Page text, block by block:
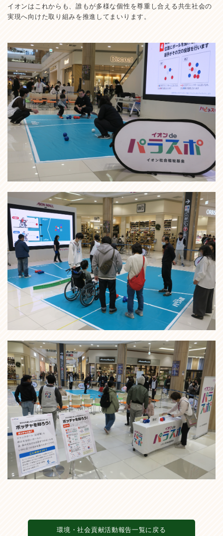
イオンはこれからも、誰もが多様な個性を尊重し合える共生社会の
実現へ向けた取り組みを推進してまいります。
環境・社会貢献活動報告一覧に戻る